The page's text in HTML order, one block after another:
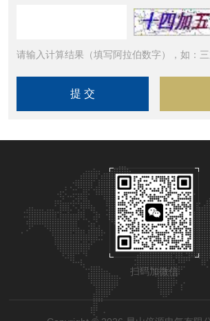
请输入计算结果（填写阿拉伯数字），如：
扫码加微信